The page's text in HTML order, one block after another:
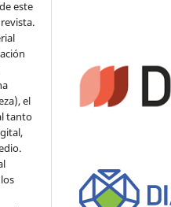
este
el
tanto